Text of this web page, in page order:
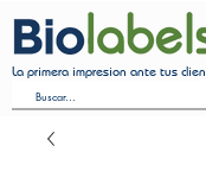
La primera impresion ante tus